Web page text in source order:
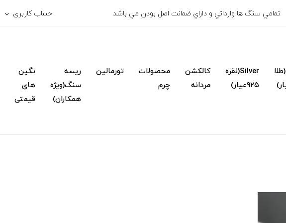
تمامي سنگ ها وارداتي و داراي ضمانت اصل بودن مي باشد حساب کاربری
Gold(طلا
Silver(نقره
۹۲۵عیار)
کالکشن
مردانه
محصولات
چرم
تورمالین
ریسه
سنگ(ویژه
همکاران)
نگین
های
قیمتی